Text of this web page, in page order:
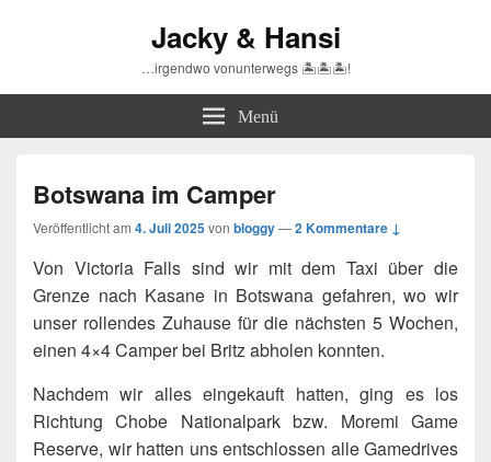
Jacky & Hansi
…irgendwo vonunterwegs 🏝🏝🏝!
Menü
Botswana im Camper
Veröffentlicht am 4. Juli 2025von bloggy—2 Kommentare ↓
Von Victoria Falls sind wir mit dem Taxi über die
Grenze nach Kasane in Botswana gefahren, wo wir
unser rollendes Zuhause für die nächsten 5 Wochen,
einen 4×4 Camper bei Britz abholen konnten.
Nachdem wir alles eingekauft hatten, ging es los
Richtung Chobe Nationalpark bzw. Moremi Game
Reserve, wir hatten uns entschlossen alle Gamedrives